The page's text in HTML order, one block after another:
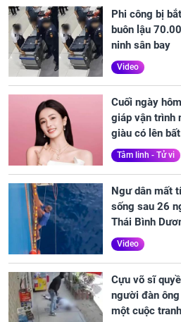
Phi công bị
buôn lậu
ninh sân bay
Video
Cuối ngày
giáp vận trình
giàu có lên
Tâm linh - Tử vi
Ngư dân mất
sống sau 26
Thái Bình
Video
Cựu võ sĩ
người đàn
một cuộc